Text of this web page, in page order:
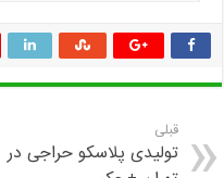
قبلی
تولیدی پلاسکو حراجی در